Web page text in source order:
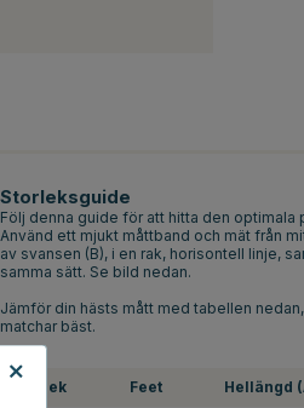
Storleksguide
Följ denna guide för att hitta den optimala
Använd ett mjukt måttband och mät från
av svansen (B), i en rak, horisontell linje,
samma sätt. Se bild nedan.
Jämför din hästs mått med tabellen
matchar bäst.
Storlek Feet Hellängd